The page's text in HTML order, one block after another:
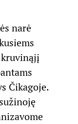
narė
kruvinąjį
Čikagoje.